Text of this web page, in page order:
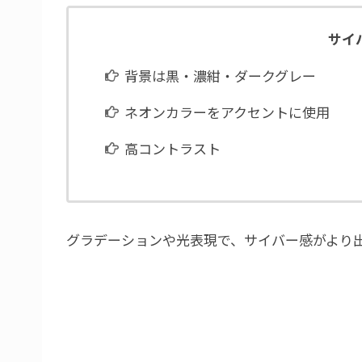
サイ
背景は黒・濃紺・ダークグレー
ネオンカラーをアクセントに使用
高コントラスト
グラデーションや光表現で、サイバー感がより